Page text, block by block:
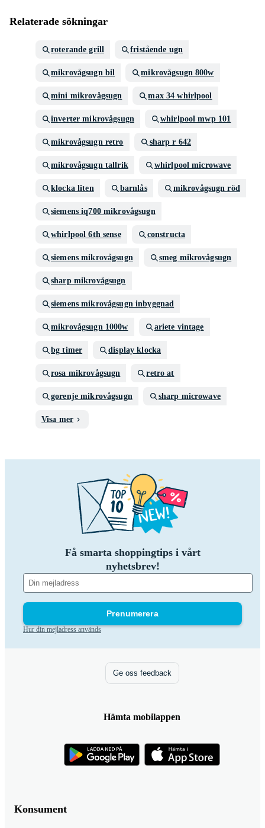
Relaterade sökningar
roterande grill fristående ugn
mikrovågsugn bil mikrovågsugn 800w
mini mikrovågsugn max 34 whirlpool
inverter mikrovågsugn whirlpool mwp 101
mikrovågsugn retro sharp r 642
mikrovågsugn tallrik whirlpool microwave
klocka liten barnlås mikrovågsugn röd
siemens iq700 mikrovågsugn
whirlpool 6th sense constructa
siemens mikrovågsugn smeg mikrovågsugn
sharp mikrovågsugn
siemens mikrovågsugn inbyggnad
mikrovågsugn 1000w ariete vintage
bg timer display klocka
rosa mikrovågsugn retro at
gorenje mikrovågsugn sharp microwave
Visa mer
Få smarta shoppingtips i vårt
nyhetsbrev!
Prenumerera
Hur din mejladress används
Konsument
Ge oss feedback
Hämta mobilappen